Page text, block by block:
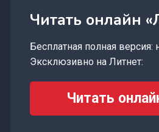
Читать онлайн
Бесплатная полная версия:
Эксклюзивно на Литнет:
Читать